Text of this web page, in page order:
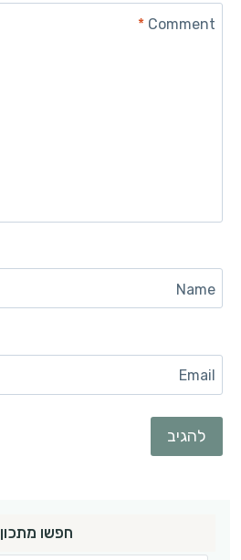
Comment
*
Name
Email
חפשו מתכון